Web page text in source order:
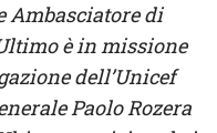
Ambasciatore di
è in missione
dell’Unicef
Paolo Rozera